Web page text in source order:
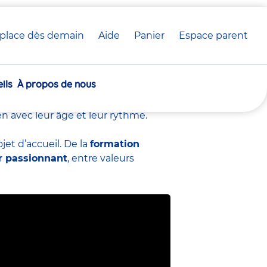
dès demain Aide Panier crèche(s)
Espace parent
À propos de nousdes tout-petits en
avec leur âge et leur rythme.
d’accueil. De la formation
passionnant, entre valeurs